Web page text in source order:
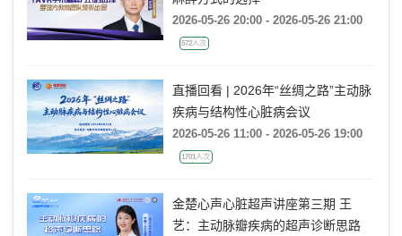
2026-05-26 20:00 - 2026-05-26 21:00
572人次
直播回看 | 2026年“丝绸之路”主动脉
疾病与结构性心脏病会议
2026-05-26 11:00 - 2026-05-26 19:00
1701人次
金楚心声心脏超声讲座第三期 王
艺：主动脉瓣疾病的超声诊断思路